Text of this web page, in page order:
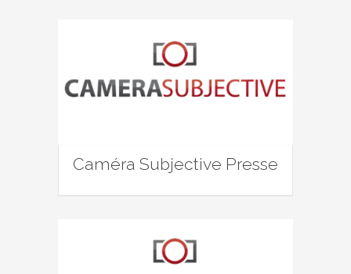
Caméra Subjective Presse